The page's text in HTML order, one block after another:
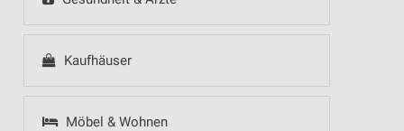
Kaufhäuser
Möbel & Wohnen